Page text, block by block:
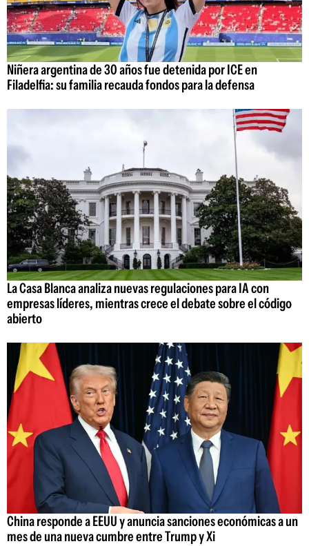
Niñera argentina de 30 años fue detenida por ICE en
Filadelfia: su familia recauda fondos para la defensa
La Casa Blanca analiza nuevas regulaciones para IA con
empresas líderes, mientras crece el debate sobre el código
abierto
China responde a EEUU y anuncia sanciones económicas a un
mes de una nueva cumbre entre Trump y Xi